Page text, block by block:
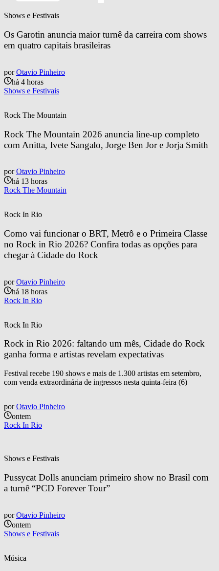
Shows e Festivais
Os Garotin anuncia maior turnê da carreira com shows
em quatro capitais brasileiras
por Otavio Pinheiro
há 4 horas
Shows e Festivais
Rock The Mountain
Rock The Mountain 2026 anuncia line-up completo
com Anitta, Ivete Sangalo, Jorge Ben Jor e Jorja Smith
por Otavio Pinheiro
há 13 horas
Rock The Mountain
Rock In Rio
Como vai funcionar o BRT, Metrô e o Primeira Classe
no Rock in Rio 2026? Confira todas as opções para
chegar à Cidade do Rock
por Otavio Pinheiro
há 18 horas
Rock In Rio
Rock In Rio
Rock in Rio 2026: faltando um mês, Cidade do Rock
ganha forma e artistas revelam expectativas
Festival recebe 190 shows e mais de 1.300 artistas em setembro,
com venda extraordinária de ingressos nesta quinta-feira (6)
por Otavio Pinheiro
ontem
Rock In Rio
Shows e Festivais
Pussycat Dolls anunciam primeiro show no Brasil com
a turnê “PCD Forever Tour”
por Otavio Pinheiro
ontem
Shows e Festivais
Música